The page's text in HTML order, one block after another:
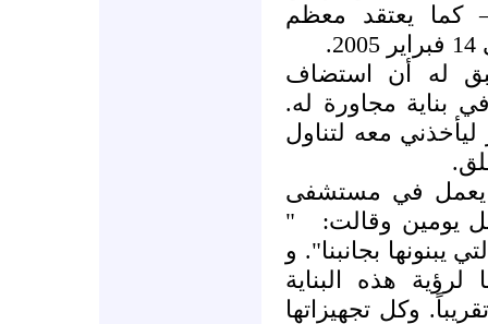
كما يعتقد معظم
له أن استضاف
بناية مجاورة له.
معه لتناول
يعمل في مستشفى
يومين وقالت:
"
يبنونها بجانبنا". و
هذه البناية
وكل تجهيزاتها